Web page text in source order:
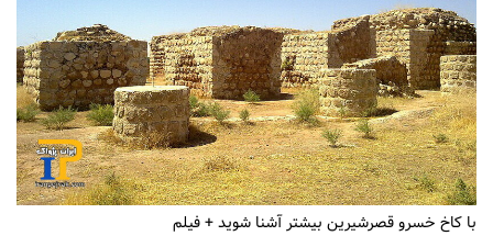
با کاخ خسرو قصرشیرین بیشتر آشنا شوید + فیلم